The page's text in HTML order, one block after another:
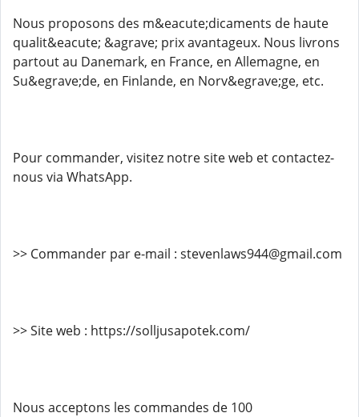
Nous proposons des m&eacute;dicaments de haute
qualit&eacute; &agrave; prix avantageux. Nous livrons
partout au Danemark, en France, en Allemagne, en
Su&egrave;de, en Finlande, en Norv&egrave;ge, etc.
Pour commander, visitez notre site web et contactez-
nous via WhatsApp.
>> Commander par e-mail : stevenlaws944@gmail.com
>> Site web : https://solljusapotek.com/
Nous acceptons les commandes de 100